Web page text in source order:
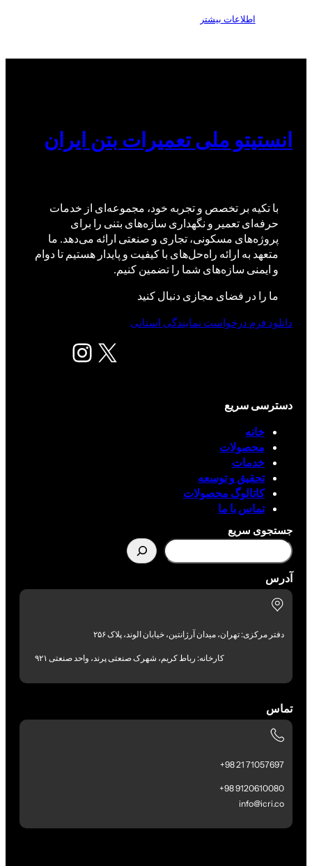
اطلاعات بیشتر
انستیتو ملی تعمیرات بتن ایران
با تکیه بر تخصص و تجربه خود، مجموعه‌ای از خدمات
حرفه‌ای تعمیر و نگهداری سازه‌های بتنی را برای
پروژه‌های مسکونی، تجاری و صنعتی ارائه می‌دهد. ما
متعهد به ارائه راه‌حل‌های با کیفیت و پایدار هستیم تا دوام
و ایمنی سازه‌های شما را تضمین کنیم.
ما را در فضای مجازی دنبال کنید
X اینستاگرم
دانلود فرم درخواست نمایندگی استانی
دسترسی سریع
خانه
محصولات
خدمات
تحقیق و توسعه
کاتالوگ محصولات
تماس با ما
جستجوی سریع
آدرس
دفتر مرکزی: تهران، میدان آرژانتین، خیابان الوند، پلاک ۲۵۶
کارخانه: رباط کریم، شهرک صنعتی پرند، واحد صنعتی ۹۲۱
تماس
71057697 21 98+
9120610080 98+
info@icri.co